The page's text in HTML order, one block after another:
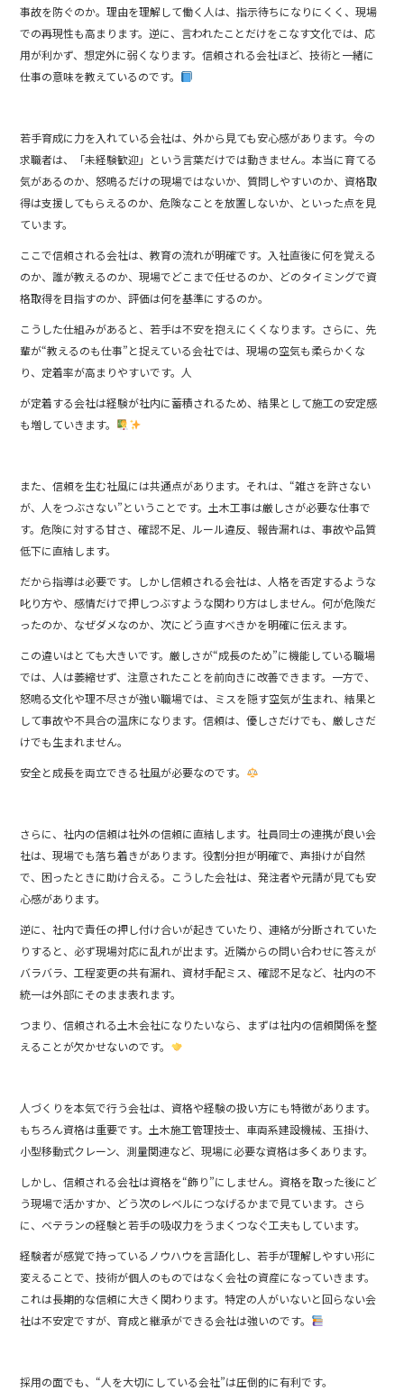
事故を防ぐのか。理由を理解して働く人は、指示待ちになりにくく、現場
での再現性も高まります。逆に、言われたことだけをこなす文化では、応
用が利かず、想定外に弱くなります。信頼される会社ほど、技術と一緒に
仕事の意味を教えているのです。
若手育成に力を入れている会社は、外から見ても安心感があります。今の
求職者は、「未経験歓迎」という言葉だけでは動きません。本当に育てる
気があるのか、怒鳴るだけの現場ではないか、質問しやすいのか、資格取
得は支援してもらえるのか、危険なことを放置しないか、といった点を見
ています。
ここで信頼される会社は、教育の流れが明確です。入社直後に何を覚える
のか、誰が教えるのか、現場でどこまで任せるのか、どのタイミングで資
格取得を目指すのか、評価は何を基準にするのか。
こうした仕組みがあると、若手は不安を抱えにくくなります。さらに、先
輩が“教えるのも仕事”と捉えている会社では、現場の空気も柔らかくな
り、定着率が高まりやすいです。人
が定着する会社は経験が社内に蓄積されるため、結果として施工の安定感
も増していきます。
また、信頼を生む社風には共通点があります。それは、“雑さを許さない
が、人をつぶさない”ということです。土木工事は厳しさが必要な仕事で
す。危険に対する甘さ、確認不足、ルール違反、報告漏れは、事故や品質
低下に直結します。
だから指導は必要です。しかし信頼される会社は、人格を否定するような
叱り方や、感情だけで押しつぶすような関わり方はしません。何が危険だ
ったのか、なぜダメなのか、次にどう直すべきかを明確に伝えます。
この違いはとても大きいです。厳しさが“成長のため”に機能している職場
では、人は萎縮せず、注意されたことを前向きに改善できます。一方で、
怒鳴る文化や理不尽さが強い職場では、ミスを隠す空気が生まれ、結果と
して事故や不具合の温床になります。信頼は、優しさだけでも、厳しさだ
けでも生まれません。
安全と成長を両立できる社風が必要なのです。
さらに、社内の信頼は社外の信頼に直結します。社員同士の連携が良い会
社は、現場でも落ち着きがあります。役割分担が明確で、声掛けが自然
で、困ったときに助け合える。こうした会社は、発注者や元請が見ても安
心感があります。
逆に、社内で責任の押し付け合いが起きていたり、連絡が分断されていた
りすると、必ず現場対応に乱れが出ます。近隣からの問い合わせに答えが
バラバラ、工程変更の共有漏れ、資材手配ミス、確認不足など、社内の不
統一は外部にそのまま表れます。
つまり、信頼される土木会社になりたいなら、まずは社内の信頼関係を整
えることが欠かせないのです。
人づくりを本気で行う会社は、資格や経験の扱い方にも特徴があります。
もちろん資格は重要です。土木施工管理技士、車両系建設機械、玉掛け、
小型移動式クレーン、測量関連など、現場に必要な資格は多くあります。
しかし、信頼される会社は資格を“飾り”にしません。資格を取った後にど
う現場で活かすか、どう次のレベルにつなげるかまで見ています。さら
に、ベテランの経験と若手の吸収力をうまくつなぐ工夫もしています。
経験者が感覚で持っているノウハウを言語化し、若手が理解しやすい形に
変えることで、技術が個人のものではなく会社の資産になっていきます。
これは長期的な信頼に大きく関わります。特定の人がいないと回らない会
社は不安定ですが、育成と継承ができる会社は強いのです。
採用の面でも、“人を大切にしている会社”は圧倒的に有利です。